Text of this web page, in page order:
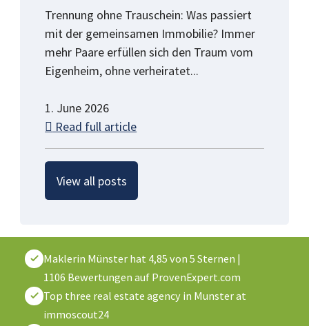
Trennung ohne Trauschein: Was passiert
mit der gemeinsamen Immobilie? Immer
mehr Paare erfüllen sich den Traum vom
Eigenheim, ohne verheiratet...
1. June 2026
Read full article
View all posts
Maklerin Münster hat 4,85 von 5 Sternen |
1106 Bewertungen auf ProvenExpert.com
Top three real estate agency in Munster at
immoscout24